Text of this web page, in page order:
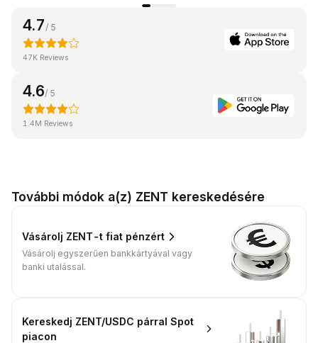
4.7 / 5
47K Reviews
4.6/ 5
1.4M Reviews
További módok a(z) ZENT kereskedésére
Vásárolj ZENT-t fiat pénzért
Vásárolj egyszerűen bankkártyával vagy
banki utalással.
Kereskedj ZENT/USDC párral Spot
piacon